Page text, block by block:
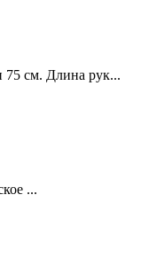
75 см. Длина рук...
...